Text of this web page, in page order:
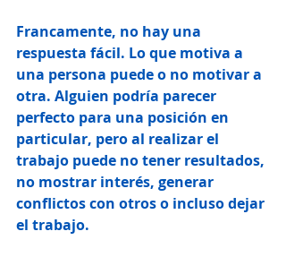
Francamente, no hay una
respuesta fácil. Lo que motiva a
una persona puede o no motivar a
otra. Alguien podría parecer
perfecto para una posición en
particular, pero al realizar el
trabajo puede no tener resultados,
no mostrar interés, generar
conflictos con otros o incluso dejar
el trabajo.